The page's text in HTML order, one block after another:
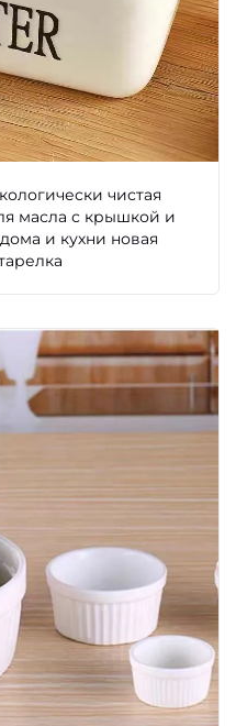
чистая
масла с крышкой и
и кухни новая